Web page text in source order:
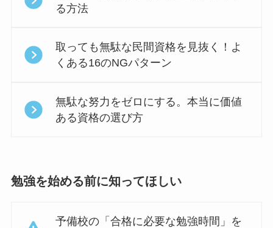
る方法
取っても無駄な民間資格を見抜く！よ
くある16のNGパターン
無駄な努力をゼロにする。本当に価値
ある資格の選び方
勉強を始める前に知ってほしい
予備校の「合格に必要な勉強時間」を